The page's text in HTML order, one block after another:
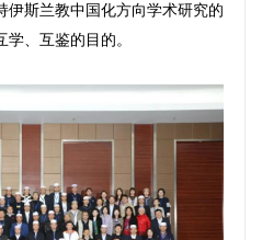
伊斯兰教中国化方向学术研究的
、互鉴的目的。